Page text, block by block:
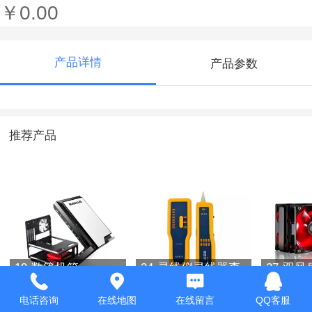
￥0.00
产品详情 产品参数
推荐产品
19-敞篷机箱
34-寻线仪寻线器查
线仪查线器
27-双风
散热器
电话咨询 在线地图 在线留言 QQ客服